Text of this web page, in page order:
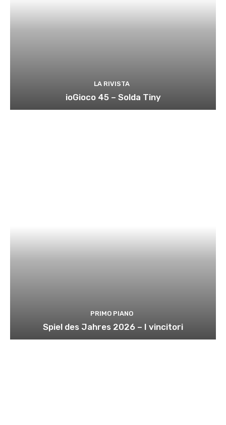
LA RIVISTA
ioGioco 45 – Solda Tiny
PRIMO PIANO
Spiel des Jahres 2026 – I vincitori